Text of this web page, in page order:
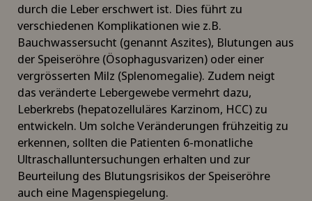
durch die Leber erschwert ist. Dies führt zu
verschiedenen Komplikationen wie z.B.
Bauchwassersucht (genannt Aszites), Blutungen aus
der Speiseröhre (Ösophagusvarizen) oder einer
vergrösserten Milz (Splenomegalie). Zudem neigt
das veränderte Lebergewebe vermehrt dazu,
Leberkrebs (hepatozelluläres Karzinom, HCC) zu
entwickeln. Um solche Veränderungen frühzeitig zu
erkennen, sollten die Patienten 6-monatliche
Ultraschalluntersuchungen erhalten und zur
Beurteilung des Blutungsrisikos der Speiseröhre
auch eine Magenspiegelung.